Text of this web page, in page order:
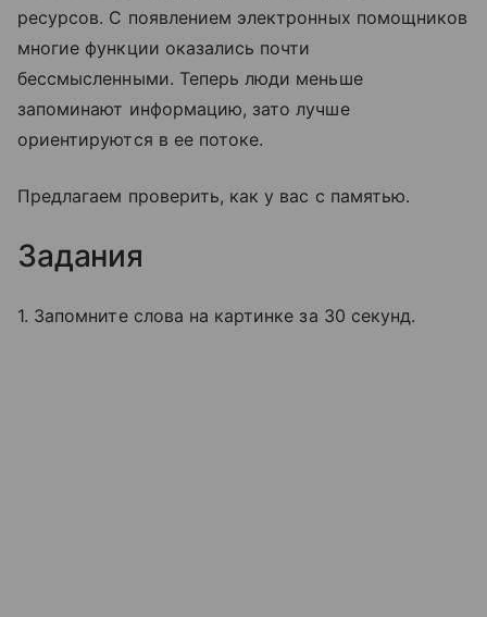
ресурсов. С появлением электронных помощников
многие функции оказались почти
бессмысленными. Теперь люди меньше
запоминают информацию, зато лучше
ориентируются в ее потоке.
Предлагаем проверить, как у вас с памятью.
Задания
1. Запомните слова на картинке за 30 секунд.